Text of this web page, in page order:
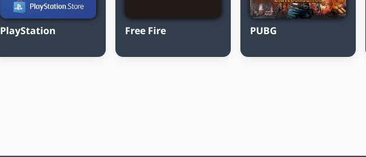
PlayStation Free Fire PUBG